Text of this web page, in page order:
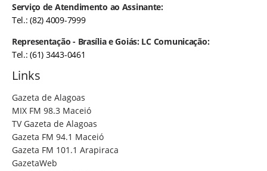
Serviço de Atendimento ao Assinante:
Tel.: (82) 4009-7999
Representação - Brasília e Goiás: LC Comunicação:
Tel.: (61) 3443-0461
Links
Gazeta de Alagoas
MIX FM 98.3 Maceió
TV Gazeta de Alagoas
Gazeta FM 94.1 Maceió
Gazeta FM 101.1 Arapiraca
GazetaWeb